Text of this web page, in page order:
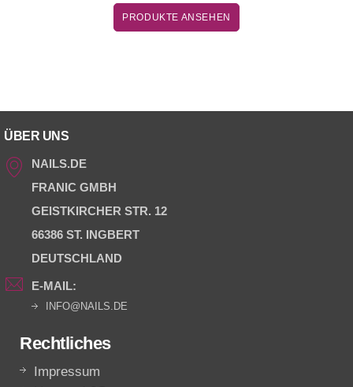
PRODUKTE ANSEHEN
ÜBER UNS
NAILS.DE
FRANIC GMBH
GEISTKIRCHER STR. 12
66386 ST. INGBERT
DEUTSCHLAND
E-MAIL:
INFO@NAILS.DE
Rechtliches
Impressum